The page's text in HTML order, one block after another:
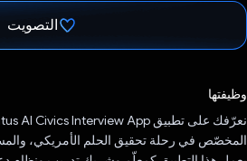
التصويت
وظيفتها